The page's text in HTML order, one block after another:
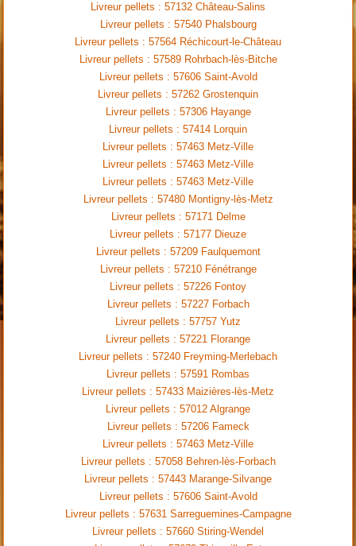
Livreur pellets : 57132 Château-Salins
Livreur pellets : 57540 Phalsbourg
Livreur pellets : 57564 Réchicourt-le-Château
Livreur pellets : 57589 Rohrbach-lès-Bitche
Livreur pellets : 57606 Saint-Avold
Livreur pellets : 57262 Grostenquin
Livreur pellets : 57306 Hayange
Livreur pellets : 57414 Lorquin
Livreur pellets : 57463 Metz-Ville
Livreur pellets : 57463 Metz-Ville
Livreur pellets : 57463 Metz-Ville
Livreur pellets : 57480 Montigny-lès-Metz
Livreur pellets : 57171 Delme
Livreur pellets : 57177 Dieuze
Livreur pellets : 57209 Faulquemont
Livreur pellets : 57210 Fénétrange
Livreur pellets : 57226 Fontoy
Livreur pellets : 57227 Forbach
Livreur pellets : 57757 Yutz
Livreur pellets : 57221 Florange
Livreur pellets : 57240 Freyming-Merlebach
Livreur pellets : 57591 Rombas
Livreur pellets : 57433 Maizières-lès-Metz
Livreur pellets : 57012 Algrange
Livreur pellets : 57206 Fameck
Livreur pellets : 57463 Metz-Ville
Livreur pellets : 57058 Behren-lès-Forbach
Livreur pellets : 57443 Marange-Silvange
Livreur pellets : 57606 Saint-Avold
Livreur pellets : 57631 Sarreguemines-Campagne
Livreur pellets : 57660 Stiring-Wendel